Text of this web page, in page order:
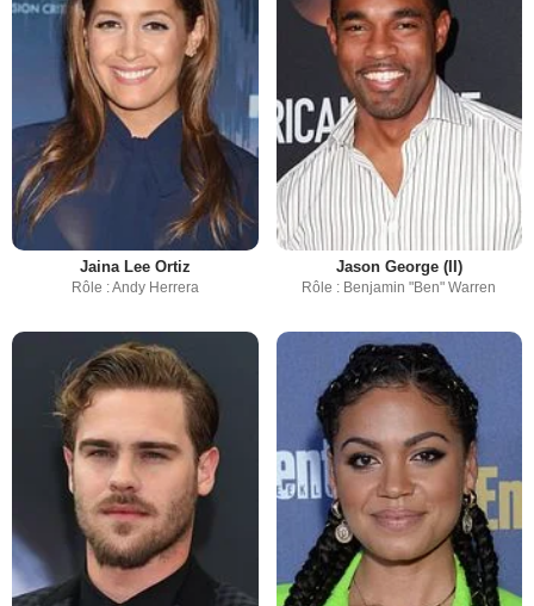
Jaina Lee Ortiz
Rôle : Andy Herrera
Jason George (II)
Rôle : Benjamin "Ben" Warren